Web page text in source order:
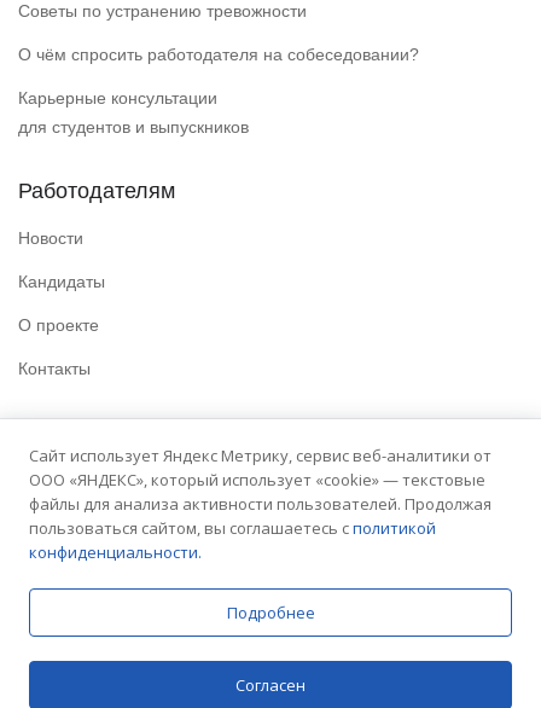
Советы по устранению тревожности
О чём спросить работодателя на собеседовании?
Карьерные консультации
для студентов и выпускников
Работодателям
Новости
Кандидаты
О проекте
Контакты
Политика конфиденциальности
Условия использования
Сайт университета
© 2025 Embit. Все права защищены.
Сайт использует Яндекс Метрику, сервис веб-аналитики от
ООО «ЯНДЕКС», который использует «cookie» — текстовые
файлы для анализа активности пользователей. Продолжая
пользоваться сайтом, вы соглашаетесь сполитикой
конфиденциальности.
Подробнее
Согласен